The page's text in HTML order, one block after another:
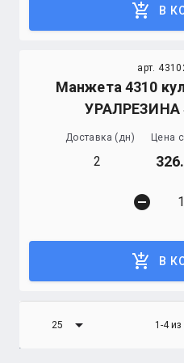
add_shopping_cart В
арт.
Манжета 4310
УРАЛРЕЗИНА
Доставка (дн)
2
Цена
remove_circle
add_shopping_cart В
25 arrow_drop_down 1-4 из